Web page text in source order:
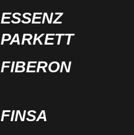
ESSENZ
PARKETT
FIBERON
FINSA